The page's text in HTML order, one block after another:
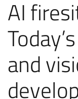
AI
and